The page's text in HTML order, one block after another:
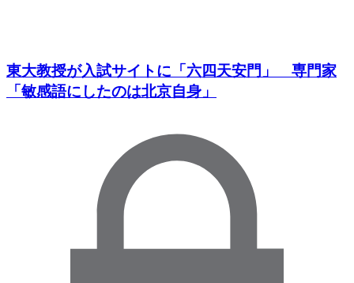
東大教授が入試サイトに「六四天安門」 専門家
「敏感語にしたのは北京自身」